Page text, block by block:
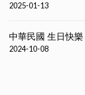
2025-01-13
中華民國 生日快樂
2024-10-08